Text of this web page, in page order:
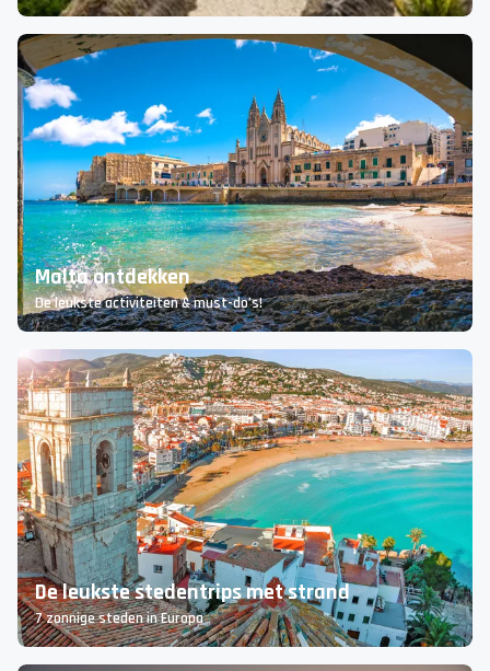
Curaçao rondreis plannen: zo doe je het slim
en goedkoop
Haal het maximale uit je reis zonder te veel te betalen
Malta ontdekken
De leukste activiteiten & must-do’s!